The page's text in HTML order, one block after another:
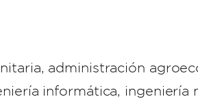
administración
informática, ingeniería